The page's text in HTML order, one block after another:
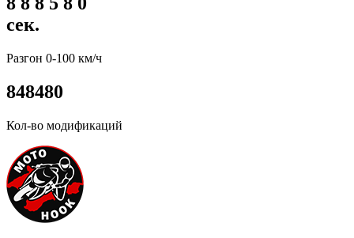
сек.
Разгон 0-100 км/ч
848480
Кол-во модификаций